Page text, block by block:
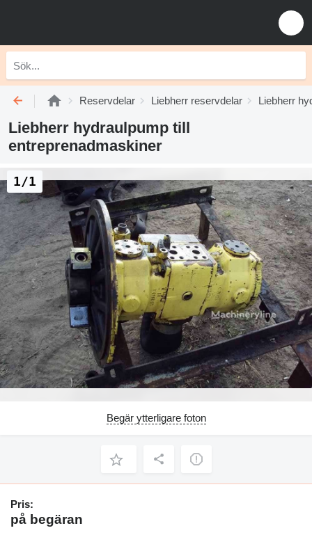
Reservdelar Liebherr reservdelar Liebherr
Liebherr hydraulpump till
entreprenadmaskiner
1/1
Begär ytterligare foton
Pris:
på begäran